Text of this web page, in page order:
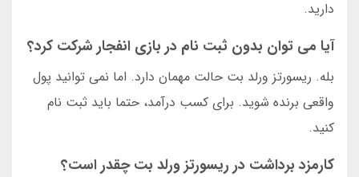
دارید.
آیا می توان بدون ثبت نام در بازی انفجار شرکت کرد؟
بله. ریسورتز ورلد بت حالت مهمان دارد. اما نمی توانید پول
واقعی برنده شوید. برای کسب درآمد، حتما باید ثبت نام
کنید.
کارمزد برداشت در ریسورتز ورلد بت چقدر است؟